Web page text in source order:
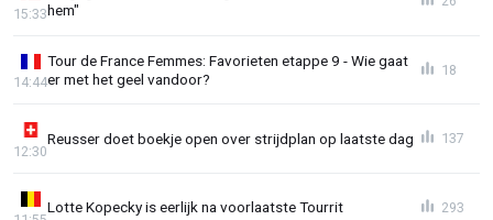
hem"
15:33
Tour de France Femmes: Favorieten etappe 9 - Wie gaat
er met het geel vandoor?
14:44
18
Reusser doet boekje open over strijdplan op laatste dag
12:30
137
Lotte Kopecky is eerlijk na voorlaatste Tourrit 293